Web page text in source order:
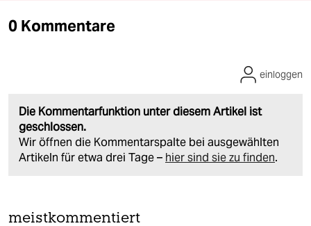
0 Kommentare
Die Kommentarfunktion unter diesem Artikel ist
geschlossen.
Wir öffnen die Kommentarspalte bei ausgewählten
Artikeln für etwa drei Tage – hier sind sie zu finden.
einloggen
meistkommentiert